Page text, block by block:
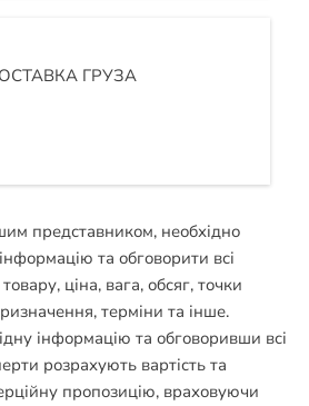
ГРУЗА
представником, необхідно
та обговорити всі
ціна, вага, обсяг, точки
терміни та інше.
інформацію та обговоривши всі
розрахують вартість та
пропозицію, враховуючи